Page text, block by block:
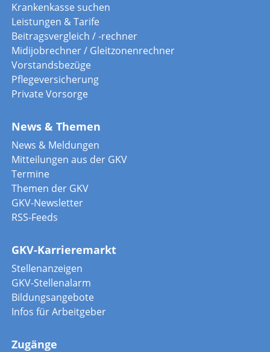
Krankenkasse suchen
Leistungen & Tarife
Beitragsvergleich / -rechner
Midijobrechner / Gleitzonenrechner
Vorstandsbezüge
Pflegeversicherung
Private Vorsorge
News & Themen
News & Meldungen
Mitteilungen aus der GKV
Termine
Themen der GKV
GKV-Newsletter
RSS-Feeds
GKV-Karrieremarkt
Stellenanzeigen
GKV-Stellenalarm
Bildungsangebote
Infos für Arbeitgeber
Zugänge